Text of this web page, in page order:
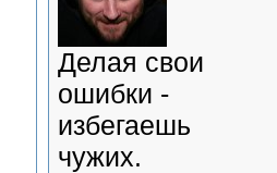
Делая свои
ошибки -
избегаешь
чужих.